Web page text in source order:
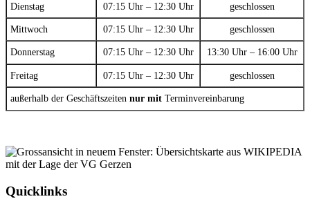
Dienstag 07:15 Uhr – 12:30 Uhr geschlossen
Mittwoch 07:15 Uhr – 12:30 Uhr geschlossen
Donnerstag 07:15 Uhr – 12:30 Uhr 13:30 Uhr – 16:00 Uhr
Freitag 07:15 Uhr – 12:30 Uhr geschlossen
außerhalb der Geschäftszeiten nur mit Terminvereinbarung
Quicklinks